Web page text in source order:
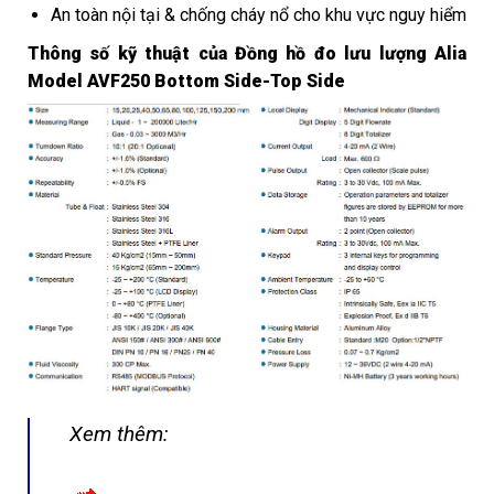
An toàn nội tại & chống cháy nổ cho khu vực nguy hiểm
Thông số kỹ thuật của Đồng hồ đo lưu lượng Alia
Model AVF250 Bottom Side-Top Side
Xem thêm: